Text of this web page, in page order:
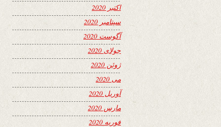
اکتبر 2020
سپتامبر 2020
آگوست 2020
جولای 2020
ژوئن 2020
می 2020
آوریل 2020
مارس 2020
فوریه 2020